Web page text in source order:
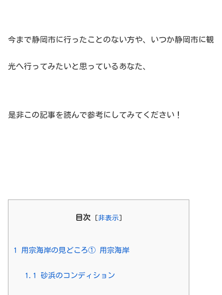
今まで静岡市に行ったことのない方や、いつか静岡市に観
光へ行ってみたいと思っているあなた、
是非この記事を読んで参考にしてみてください！
目次 [ 非表示 ]
1 用宗海岸の見どころ① 用宗海岸
1.1 砂浜のコンディション